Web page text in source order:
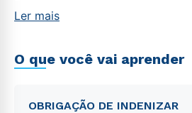
Ler mais
O que você vai aprender
OBRIGAÇÃO DE INDENIZAR